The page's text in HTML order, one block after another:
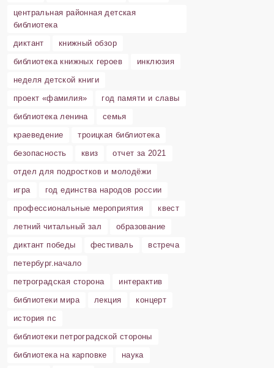
центральная районная детская
библиотека
диктант
книжный обзор
библиотека книжных героев
инклюзия
неделя детской книги
проект «фамилия»
год памяти и славы
библиотека ленина
семья
краеведение
троицкая библиотека
безопасность
квиз
отчет за 2021
отдел для подростков и молодёжи
игра
год единства народов россии
профессиональные мероприятия
квест
летний читальный зал
образование
диктант победы
фестиваль
встреча
петербург.начало
петроградская сторона
интерактив
библиотеки мира
лекция
концерт
история пс
библиотеки петроградской стороны
библиотека на карповке
наука